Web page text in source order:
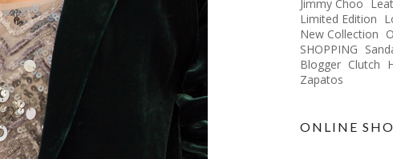
Jimmy Choo
Limited Edition
New Collection
SHOPPING
Blogger Clutch
Zapatos
ONLINE